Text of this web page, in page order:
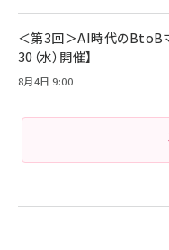
＜第3回＞AI時代のBtoBマ
30（水）開催】
8月4日 9:00